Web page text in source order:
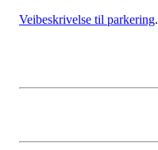
Veibeskrivelse til parkering.